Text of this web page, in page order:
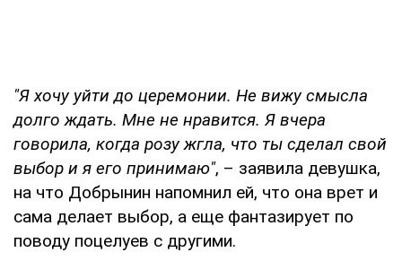
"Я хочу уйти до церемонии. Не вижу смысла
долго ждать. Мне не нравится. Я вчера
говорила, когда розу жгла, что ты сделал свой
выбор и я его принимаю", – заявила девушка,
на что Добрынин напомнил ей, что она врет и
сама делает выбор, а еще фантазирует по
поводу поцелуев с другими.